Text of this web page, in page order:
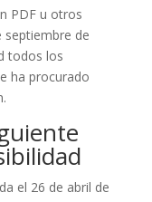
PDF u otros
de
todos los
ha procurado
el 26 de abril de